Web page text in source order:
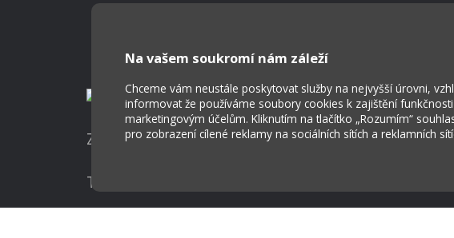
Na vašem soukromí nám záleží
Chceme vám neustále poskytovat služby na nejvyšší úrovni,
informovat že používáme soubory cookies k zajištění
marketingovým účelům. Kliknutím na tlačítko „Rozumím“
pro zobrazení cílené reklamy na sociálních sítích a reklamních
Základní škola a Mateřská škola Ostrožská Lhota
Tvorba webových stránek weboa.cz